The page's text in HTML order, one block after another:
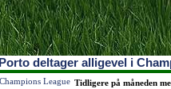
Porto deltager alligevel i
Tidligere på måneden